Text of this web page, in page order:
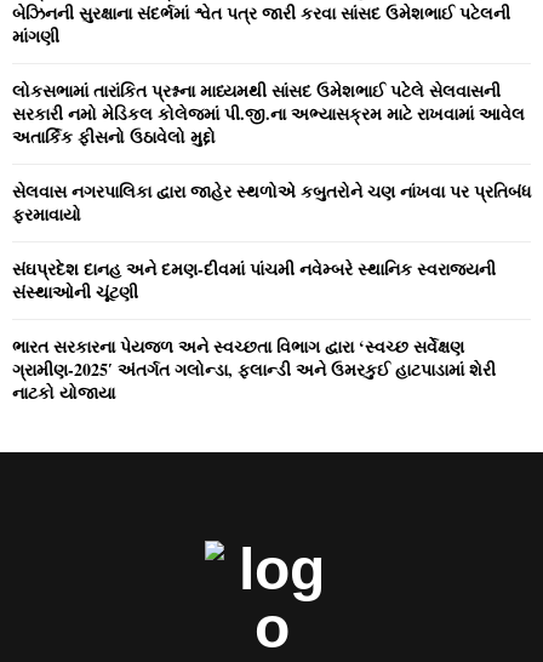
r
:
R
H
બેઝિનની સુરક્ષાના સંદર્ભમાં શ્વેત પત્ર જારી કરવા સાંસદ ઉમેશભાઈ પટેલની
માંગણી
લોકસભામાં તારાંકિત પ્રશ્નના માધ્‍યમથી સાંસદ ઉમેશભાઈ પટેલે સેલવાસની
સરકારી નમો મેડિકલ કોલેજમાં પી.જી.ના અભ્‍યાસક્રમ માટે રાખવામાં આવેલ
અતાર્કિક ફીસનો ઉઠાવેલો મુદ્દો
સેલવાસ નગરપાલિકા દ્વારા જાહેર સ્‍થળોએ કબુતરોને ચણ નાંખવા પર પ્રતિબંધ
ફરમાવાયો
સંઘપ્રદેશ દાનહ અને દમણ-દીવમાં પાંચમી નવેમ્‍બરે સ્‍થાનિક સ્‍વરાજ્‍યની
સંસ્‍થાઓની ચૂંટણી
ભારત સરકારના પેયજળ અને સ્‍વચ્‍છતા વિભાગ દ્વારા ‘સ્‍વચ્‍છ સર્વેક્ષણ
ગ્રામીણ-2025′ અંતર્ગત ગલોન્‍ડા, ફલાન્‍ડી અને ઉમરકુઈ હાટપાડામાં શેરી
નાટકો યોજાયા